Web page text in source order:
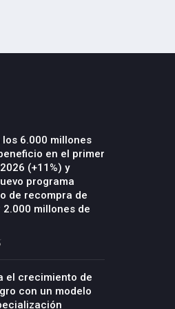
los 6.000 millones
en el primer
(+11%) y
programa
de recompra de
millones de
el crecimiento de
con un modelo